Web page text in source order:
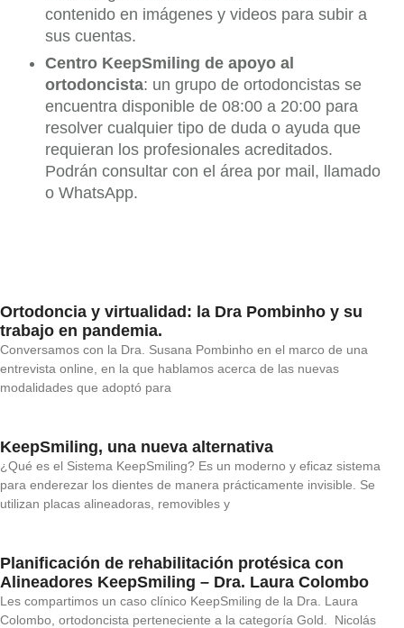
contenido en imágenes y videos para subir a
sus cuentas.
Centro KeepSmiling de apoyo al
ortodoncista: un grupo de ortodoncistas se
encuentra disponible de 08:00 a 20:00 para
resolver cualquier tipo de duda o ayuda que
requieran los profesionales acreditados.
Podrán consultar con el área por mail, llamado
o WhatsApp.
Ortodoncia y virtualidad: la Dra Pombinho y su
trabajo en pandemia.
Conversamos con la Dra. Susana Pombinho en el marco de una
entrevista online, en la que hablamos acerca de las nuevas
modalidades que adoptó para
KeepSmiling, una nueva alternativa
¿Qué es el Sistema KeepSmiling? Es un moderno y eficaz sistema
para enderezar los dientes de manera prácticamente invisible. Se
utilizan placas alineadoras, removibles y
Planificación de rehabilitación protésica con
Alineadores KeepSmiling – Dra. Laura Colombo
Les compartimos un caso clínico KeepSmiling de la Dra. Laura
Colombo, ortodoncista perteneciente a la categoría Gold. Nicolás